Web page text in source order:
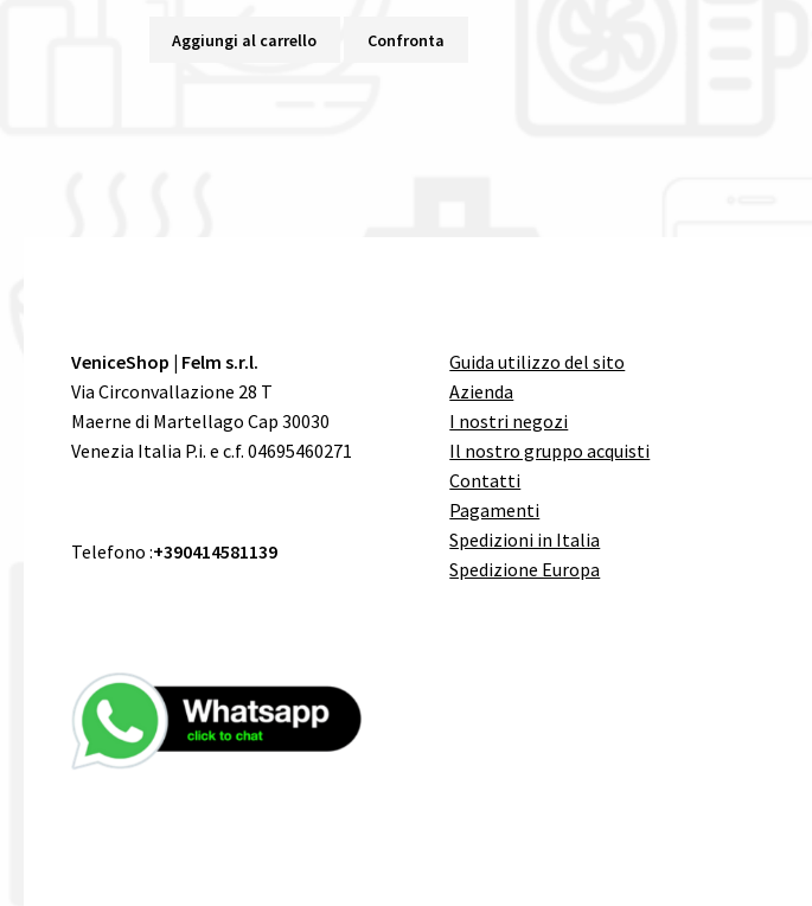
Aggiungi al carrello Confronta
VeniceShop | Felm s.r.l.
Via Circonvallazione 28 T
Maerne di Martellago Cap 30030
Venezia Italia P.i. e c.f. 04695460271
Telefono :+390414581139
Guida utilizzo del sito
Azienda
I nostri negozi
Il nostro gruppo acquisti
Contatti
Pagamenti
Spedizioni in Italia
Spedizione Europa